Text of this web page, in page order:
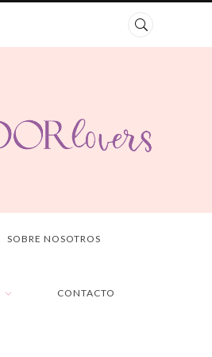
SOBRE NOSOTROS
CONTACTO